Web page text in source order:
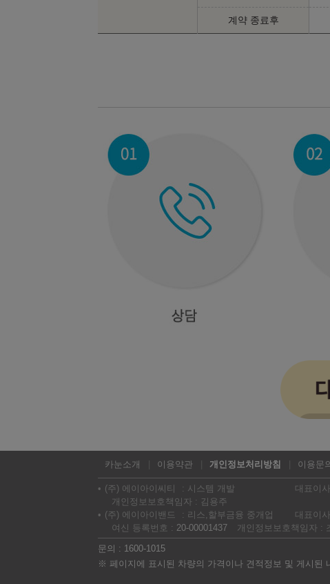
계약 종료후
카눈소개 이용약관 개인정보처리방침 이용문의
(주) 에이아이씨티 시스템 개발 대표이
개인정보보호책임자 : 김용주
(주) 에이아이밴드
리스,할부금융 중개업 대표이
여신 등록번호 : 20-00001437
개인정보보호책임자 :
문의 : 1600-1015
※ 페이지에 표시된 차량의 가격이나 견적정보 및 게시된